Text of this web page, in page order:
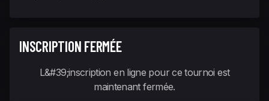
INSCRIPTION FERMÉE
L&#39;inscription en ligne pour ce tournoi est
maintenant fermée.